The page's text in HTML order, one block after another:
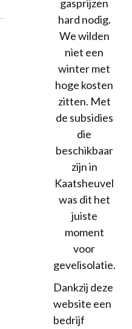
gasprijzen
hard nodig.
We wilden
niet een
winter met
hoge kosten
zitten. Met
de subsidies
die
beschikbaar
zijn in
Kaatsheuvel
was dit het
juiste
moment
voor
gevelisolatie.
Dankzij deze
website een
bedrijf